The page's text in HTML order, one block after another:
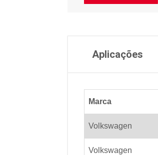
Aplicações
Marca
Volkswagen
Volkswagen